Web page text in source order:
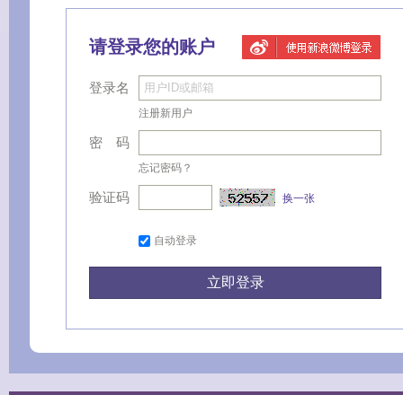
请登录您的账户
登录名
注册新用户
密 码
忘记密码？
验证码 换一张
自动登录